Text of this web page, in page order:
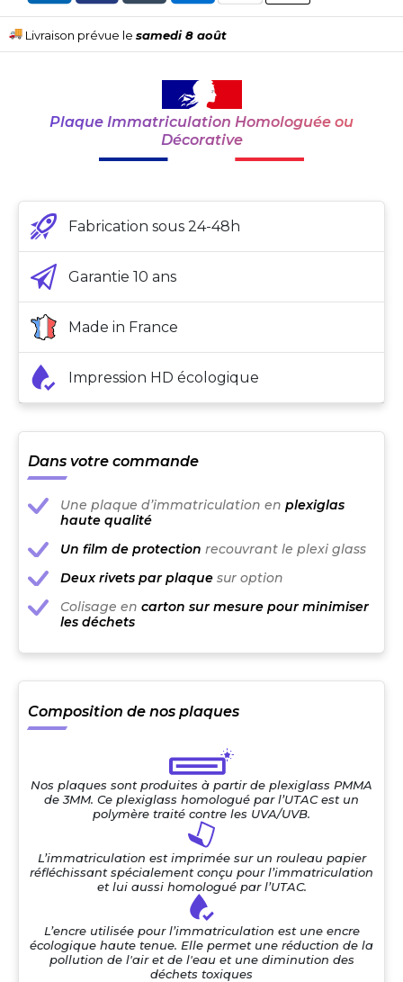
Livraison prévue le samedi 8 août
Plaque Immatriculation Homologuée ou
Décorative
Fabrication sous 24-48h
Garantie 10 ans
Made in France
Impression HD écologique
Dans votre commande
Une plaque d’immatriculation en plexiglas
haute qualité
Un film de protection recouvrant le plexi glass
Deux rivets par plaque sur option
Colisage en carton sur mesure pour minimiser
les déchets
Composition de nos plaques
Nos plaques sont produites à partir de plexiglass PMMA
de 3MM. Ce plexiglass homologué par l’UTAC est un
polymère traité contre les UVA/UVB.
L’immatriculation est imprimée sur un rouleau papier
réfléchissant spécialement conçu pour l’immatriculation
et lui aussi homologué par l’UTAC.
L’encre utilisée pour l’immatriculation est une encre
écologique haute tenue. Elle permet une réduction de la
pollution de l'air et de l'eau et une diminution des
déchets toxiques